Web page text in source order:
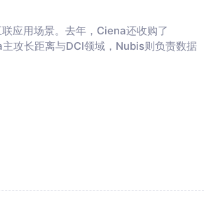
应用场景。去年，Ciena还收购了
攻长距离与DCI领域，Nubis则负责数据